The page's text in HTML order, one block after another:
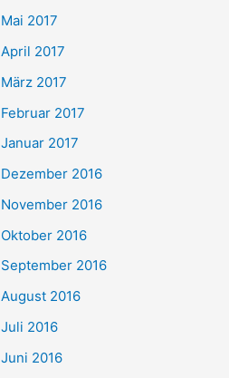
Mai 2017
April 2017
März 2017
Februar 2017
Januar 2017
Dezember 2016
November 2016
Oktober 2016
September 2016
August 2016
Juli 2016
Juni 2016